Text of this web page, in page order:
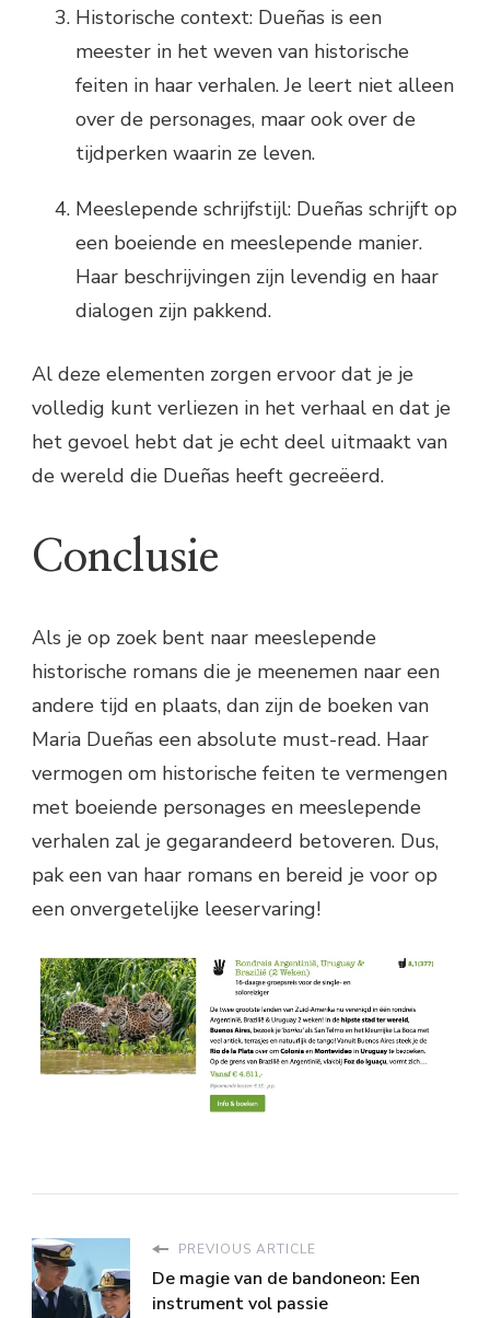
Historische context: Dueñas is een
meester in het weven van historische
feiten in haar verhalen. Je leert niet alleen
over de personages, maar ook over de
tijdperken waarin ze leven.
Meeslepende schrijfstijl: Dueñas schrijft op
een boeiende en meeslepende manier.
Haar beschrijvingen zijn levendig en haar
dialogen zijn pakkend.
Al deze elementen zorgen ervoor dat je je
volledig kunt verliezen in het verhaal en dat je
het gevoel hebt dat je echt deel uitmaakt van
de wereld die Dueñas heeft gecreëerd.
Conclusie
Als je op zoek bent naar meeslepende
historische romans die je meenemen naar een
andere tijd en plaats, dan zijn de boeken van
Maria Dueñas een absolute must-read. Haar
vermogen om historische feiten te vermengen
met boeiende personages en meeslepende
verhalen zal je gegarandeerd betoveren. Dus,
pak een van haar romans en bereid je voor op
een onvergetelijke leeservaring!
PREVIOUS ARTICLE
De magie van de bandoneon: Een
instrument vol passie